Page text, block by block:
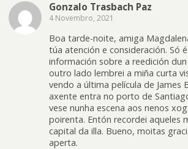
Gonzalo Trasbach Paz
4 Novembro, 2021
Boa tarde-noite, amiga
túa atención e consideración. Só
información sobre a reedición
outro lado lembrei a miña curta
vendo a última película de James
axente entra no porto de
vese nunha escena aos nenos
poirenta. Entón recordei aqueles
capital da illa. Bueno, moitas
aperta.